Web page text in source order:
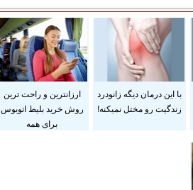
با این درمان دیگه زانودرد
زندگیت رو مختل نمیکنه!
ارزانترین و راحت ترین
روش خرید بلیط اتوبوس
برای همه